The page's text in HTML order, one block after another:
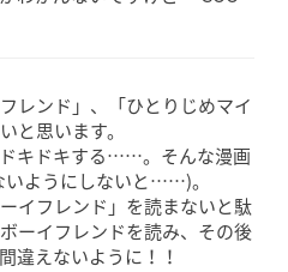
レンド」、「ひとりじめマイ
と思います。
キドキする……。そんな漫画
ようにしないと……)。
イフレンド」を読まないと駄
ーイフレンドを読み、その後
違えないように！！